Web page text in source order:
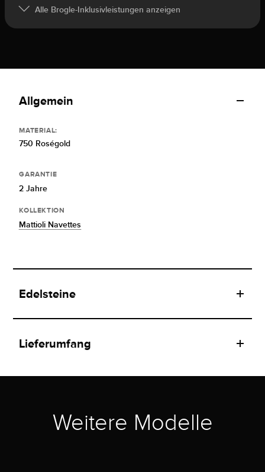
Alle Brogle-Inklusivleistungen anzeigen
Allgemein
MATERIAL:
750 Roségold
GARANTIE
2 Jahre
KOLLEKTION
Mattioli Navettes
Edelsteine
Lieferumfang
Weitere Modelle